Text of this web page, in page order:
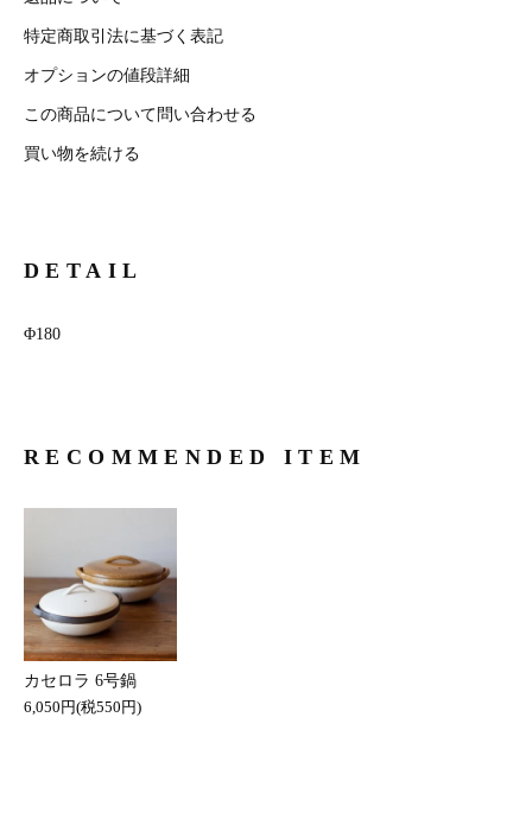
特定商取引法に基づく表記
オプションの値段詳細
この商品について問い合わせる
買い物を続ける
DETAIL
Φ180
RECOMMENDED ITEM
カセロラ 6号鍋
6,050円(税550円)